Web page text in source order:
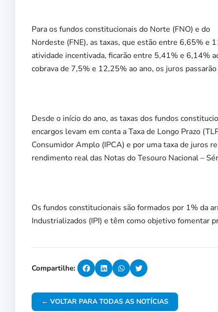
Para os fundos constitucionais do Norte (FNO) e do
Nordeste (FNE), as taxas, que estão entre 6,65% e
atividade incentivada, ficarão entre 5,41% e 6,14%
cobrava de 7,5% e 12,25% ao ano, os juros
Desde o início do ano, as taxas dos fundos
encargos levam em conta a Taxa de Longo Prazo
Consumidor Amplo (IPCA) e por uma taxa de juros
rendimento real das Notas do Tesouro Nacional –
Os fundos constitucionais são formados por 1% da
Industrializados (IPI) e têm como objetivo fomentar
Compartilhe:
← VOLTAR PARA TODAS AS NOTÍCIAS